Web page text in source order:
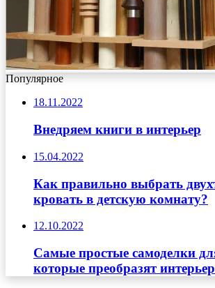
Популярное
18.11.2022
Внедряем книги в интерьер
15.04.2022
Как правильно выбрать
кровать в детскую комнату?
12.10.2022
Самые простые самоделки
которые преобразят